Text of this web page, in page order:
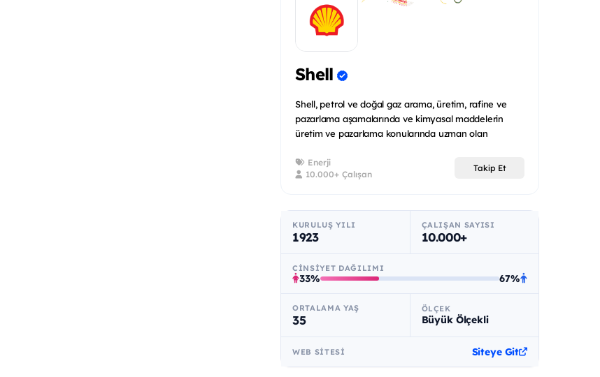
Shell
Shell, petrol ve doğal gaz arama, üretim, rafine ve
pazarlama aşamalarında ve kimyasal maddelerin
üretim ve pazarlama konularında uzman olan
Enerji
10.000+ Çalışan
Takip Et
KURULUŞ YILI
1923
ÇALIŞAN SAYISI
10.000+
CINSIYET DAĞILIMI
33% 67%
ORTALAMA YAŞ
35
ÖLÇEK
Büyük Ölçekli
WEB SITESI Siteye Git